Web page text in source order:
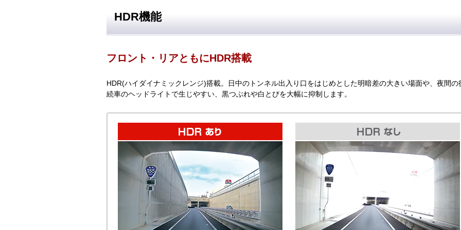
HDR機能
フロント・リアともにHDR搭載
HDR(ハイダイナミックレンジ)搭載。日中のトンネル出入り口をはじめとした明暗差の大きい場面や、夜間の
続車のヘッドライトで生じやすい、黒つぶれや白とびを大幅に抑制します。